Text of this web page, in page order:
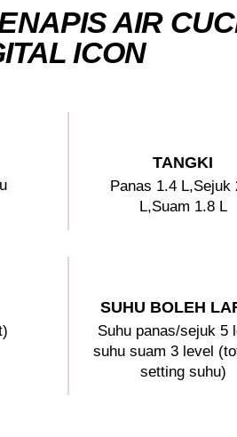
AIR
ICON
TANGKI
Panas 1.4 L,Sejuk
L,Suam 1.8 L
SUHU BOLEH
Suhu panas/sejuk 5
suhu suam 3 level
setting suhu)